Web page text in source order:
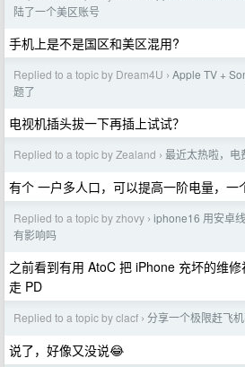
陆了一个美区账号
手机上是不是国区和美区混用?
Replied to a topic by Dream4U › Apple TV +
题了
电视机插头拔一下再插上试试？
Replied to a topic by Zealand › 最近太热啦，电
有个 一户多人口，可以提高一阶电量，一
Replied to a topic by zhovy › iphone16 用安卓
有影响吗
之前看到有用 AtoC 把 iPhone 充坏的维修
走 PD
Replied to a topic by clacf › 分享一个极限赶飞
说了，好像又没说😂